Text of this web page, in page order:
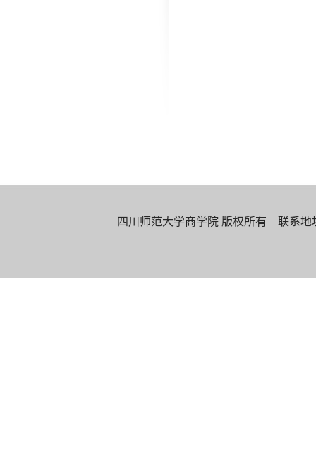
四川师范大学商学院 版权所有 联系